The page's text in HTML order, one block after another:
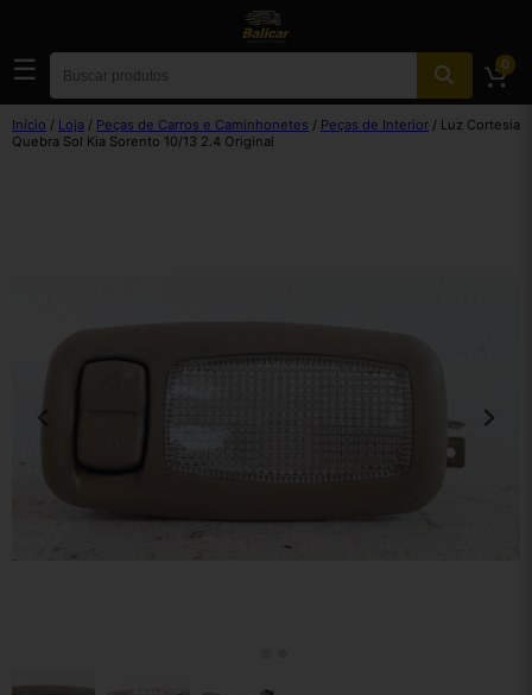
☰ 0
Início / Loja / Peças de Carros e Caminhonetes / Peças de Interior / Luz Cortesia
Quebra Sol Kia Sorento 10/13 2.4 Original